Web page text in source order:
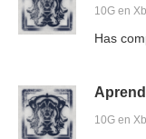
10G en
Has
10G en